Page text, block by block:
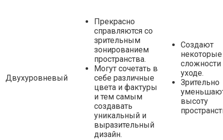
Двухуровневый
Прекрасно
справляются со
зрительным
зонированием
пространства.
Могут сочетать в
себе различные
цвета и фактуры
и тем самым
создавать
уникальный и
выразительный
дизайн.
Создают
некоторые
сложности
уходе.
Зрительно
высоту